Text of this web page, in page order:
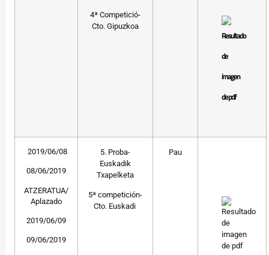
4ª Competició-
Cto. Gipuzkoa
2019/06/08
08/06/2019
ATZERATUA/
Aplazado
2019/06/09
09/06/2019
5. Proba-
Euskadik
Txapelketa
5ª competición-
Cto. Euskadi
Pau